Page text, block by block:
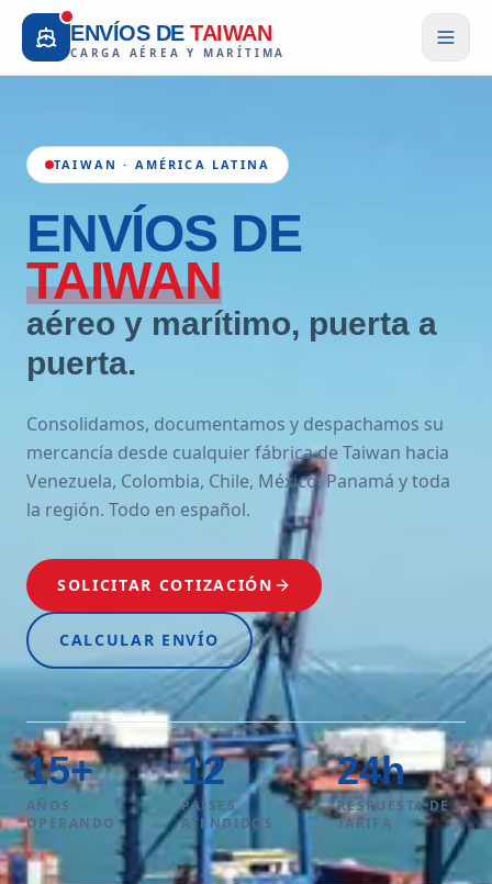
ENVÍOS DE TAIWAN
CARGA AÉREA Y MARÍTIMA
TAIWAN · AMÉRICA LATINA
ENVÍOS DE
TAIWAN
aéreo y marítimo, puerta a
puerta.
Consolidamos, documentamos y despachamos su
mercancía desde cualquier fábrica de Taiwan hacia
Venezuela, Colombia, Chile, México, Panamá y toda
la región. Todo en español.
SOLICITAR COTIZACIÓN
CALCULAR ENVÍO
15+
AÑOS
OPERANDO
12
PAÍSES
ATENDIDOS
24h
RESPUESTA DE
TARIFA